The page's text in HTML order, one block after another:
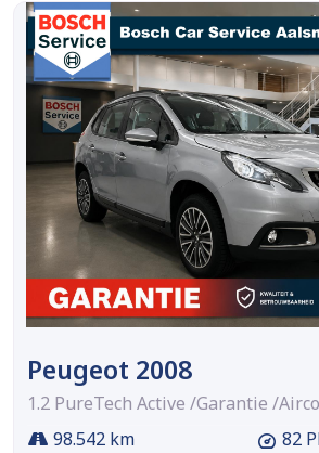
Peugeot 2008
1.2 PureTech Active /Garantie /
98.542 km
82